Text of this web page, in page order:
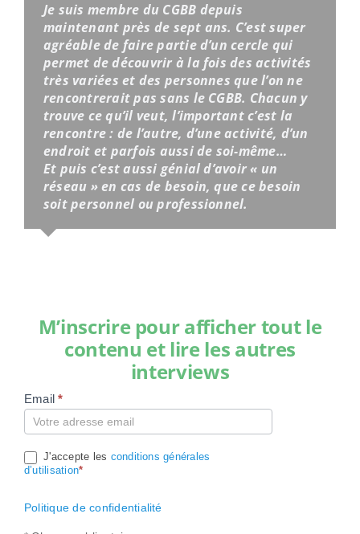
Je suis membre du CGBB depuis
maintenant près de sept ans. C’est super
agréable de faire partie d’un cercle qui
permet de découvrir à la fois des activités
très variées et des personnes que l’on ne
rencontrerait pas sans le CGBB. Chacun y
trouve ce qu’il veut, l’important c’est la
rencontre : de l’autre, d’une activité, d’un
endroit et parfois aussi de soi-même…
Et puis c’est aussi génial d’avoir « un
réseau » en cas de besoin, que ce besoin
soit personnel ou professionnel.
M’inscrire pour afficher tout le
contenu et lire les autres
interviews
Compte
Email*
J'accepte les conditions générales
d’utilisation*
Politique de confidentialité